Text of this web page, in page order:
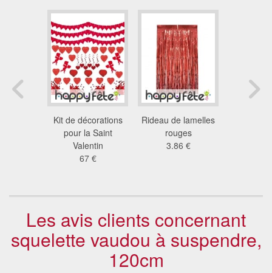
Kit de décorations
pour la Saint
Valentin
67 €
Rideau de lamelles
rouges
3.86 €
Les avis clients concernant
squelette vaudou à suspendre,
120cm